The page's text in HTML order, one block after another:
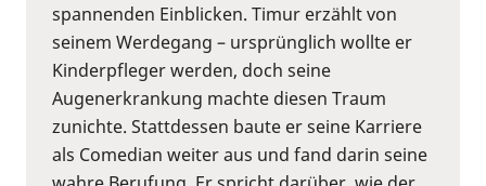
spannenden Einblicken. Timur erzählt von
seinem Werdegang – ursprünglich wollte er
Kinderpfleger werden, doch seine
Augenerkrankung machte diesen Traum
zunichte. Stattdessen baute er seine Karriere
als Comedian weiter aus und fand darin seine